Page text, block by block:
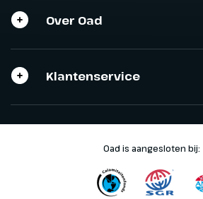
Over Oad
Klantenservice
Oad is aangesloten bij: